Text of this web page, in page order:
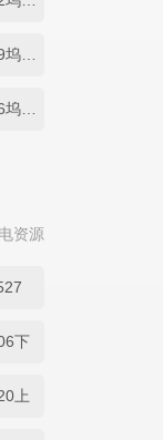
资源
下
上